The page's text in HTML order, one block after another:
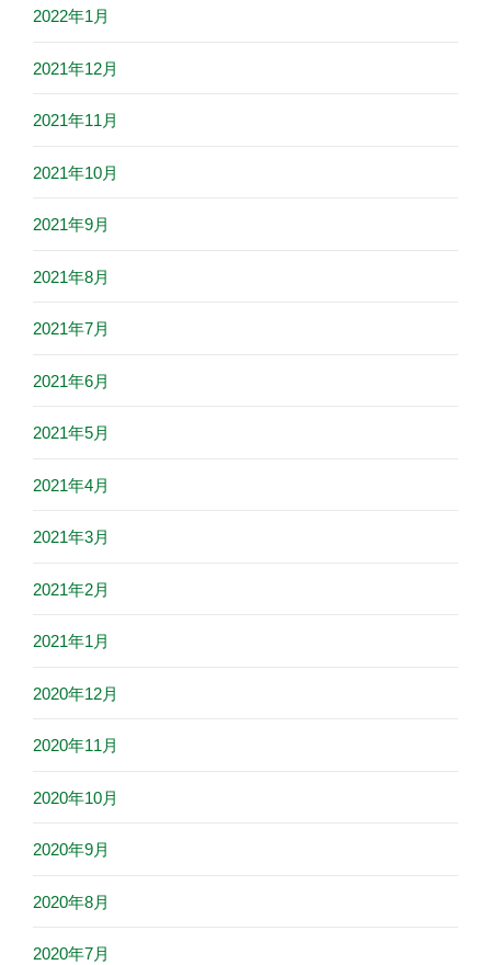
2022年1月
2021年12月
2021年11月
2021年10月
2021年9月
2021年8月
2021年7月
2021年6月
2021年5月
2021年4月
2021年3月
2021年2月
2021年1月
2020年12月
2020年11月
2020年10月
2020年9月
2020年8月
2020年7月